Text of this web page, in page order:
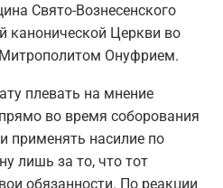
Свято-Вознесенского
канонической Церкви во
Онуфрием.
плевать на мнение
во время соборования
применять насилие по
лишь за то, что тот
обязанности. По реакции